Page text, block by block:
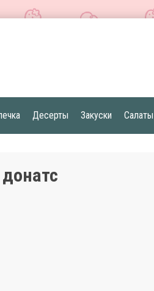
Десерты Закуски Салаты